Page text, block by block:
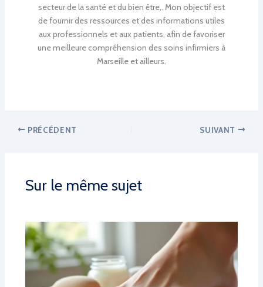
secteur de la santé et du bien être,. Mon objectif est
de fournir des ressources et des informations utiles
aux professionnels et aux patients, afin de favoriser
une meilleure compréhension des soins infirmiers à
Marseille et ailleurs.
PRÉCÉDENT SUIVANT
Sur le même sujet